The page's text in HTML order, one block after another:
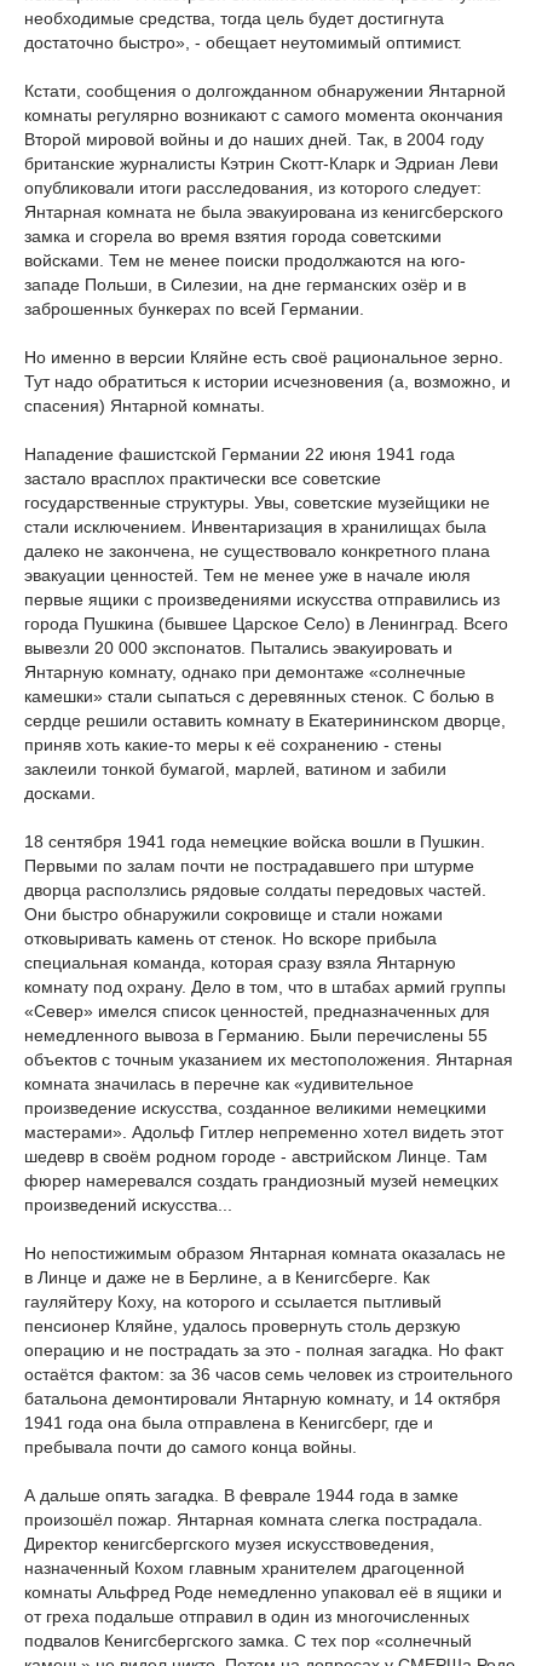
необходимые средства, тогда цель будет достигнута
достаточно быстро», - обещает неутомимый оптимист.
Кстати, сообщения о долгожданном обнаружении Янтарной
комнаты регулярно возникают с самого момента окончания
Второй мировой войны и до наших дней. Так, в 2004 году
британские журналисты Кэтрин Скотт-Кларк и Эдриан Леви
опубликовали итоги расследования, из которого следует:
Янтарная комната не была эвакуирована из кенигсберского
замка и сгорела во время взятия города советскими
войсками. Тем не менее поиски продолжаются на юго-
западе Польши, в Силезии, на дне германских озёр и в
заброшенных бункерах по всей Германии.
Но именно в версии Кляйне есть своё рациональное зерно.
Тут надо обратиться к истории исчезновения (а, возможно, и
спасения) Янтарной комнаты.
Нападение фашистской Германии 22 июня 1941 года
застало врасплох практически все советские
государственные структуры. Увы, советские музейщики не
стали исключением. Инвентаризация в хранилищах была
далеко не закончена, не существовало конкретного плана
эвакуации ценностей. Тем не менее уже в начале июля
первые ящики с произведениями искусства отправились из
города Пушкина (бывшее Царское Село) в Ленинград. Всего
вывезли 20 000 экспонатов. Пытались эвакуировать и
Янтарную комнату, однако при демонтаже «солнечные
камешки» стали сыпаться с деревянных стенок. С болью в
сердце решили оставить комнату в Екатерининском дворце,
приняв хоть какие-то меры к её сохранению - стены
заклеили тонкой бумагой, марлей, ватином и забили
досками.
18 сентября 1941 года немецкие войска вошли в Пушкин.
Первыми по залам почти не пострадавшего при штурме
дворца расползлись рядовые солдаты передовых частей.
Они быстро обнаружили сокровище и стали ножами
отковыривать камень от стенок. Но вскоре прибыла
специальная команда, которая сразу взяла Янтарную
комнату под охрану. Дело в том, что в штабах армий группы
«Север» имелся список ценностей, предназначенных для
немедленного вывоза в Германию. Были перечислены 55
объектов с точным указанием их местоположения. Янтарная
комната значилась в перечне как «удивительное
произведение искусства, созданное великими немецкими
мастерами». Адольф Гитлер непременно хотел видеть этот
шедевр в своём родном городе - австрийском Линце. Там
фюрер намеревался создать грандиозный музей немецких
произведений искусства...
Но непостижимым образом Янтарная комната оказалась не
в Линце и даже не в Берлине, а в Кенигсберге. Как
гауляйтеру Коху, на которого и ссылается пытливый
пенсионер Кляйне, удалось провернуть столь дерзкую
операцию и не пострадать за это - полная загадка. Но факт
остаётся фактом: за 36 часов семь человек из строительного
батальона демонтировали Янтарную комнату, и 14 октября
1941 года она была отправлена в Кенигсберг, где и
пребывала почти до самого конца войны.
А дальше опять загадка. В феврале 1944 года в замке
произошёл пожар. Янтарная комната слегка пострадала.
Директор кенигсбергского музея искусствоведения,
назначенный Кохом главным хранителем драгоценной
комнаты Альфред Роде немедленно упаковал её в ящики и
от греха подальше отправил в один из многочисленных
подвалов Кенигсбергского замка. С тех пор «солнечный